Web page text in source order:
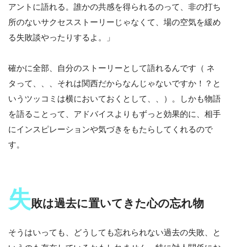
アントに語れる。誰かの共感を得られるのって、非の打ち
所のないサクセスストーリーじゃなくて、場の空気を緩め
る失敗談やったりするよ。」
確かに全部、自分のストーリーとして語れるんです（ ネ
タって、、、それは関西だからなんじゃないですか！？と
いうツッコミは横においておくとして、、）。しかも物語
を語ることって、アドバイスよりもずっと効果的に、相手
にインスピレーションや気づきをもたらしてくれるので
す。
失敗は過去に置いてきた心の忘れ物
そうはいっても、どうしても忘れられない過去の失敗、と